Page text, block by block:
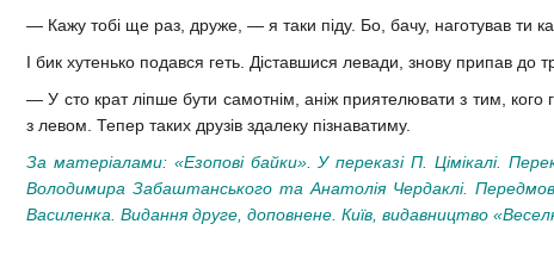
— Кажу тобі ще раз, друже, — я таки піду. Бо, бачу, наготував ти
І бик хутенько подався геть. Діставшися левади, знову припав до
— У сто крат ліпше бути самотнім, аніж приятелювати з тим,
з левом. Тепер таких друзів здалеку пізнаватиму.
За матеріалами: «Езопові байки». У переказі П. Цімікалі.
Володимира Забаштанського та Анатолія Чердаклі.
Василенка. Видання друге, доповнене. Київ, видавництво